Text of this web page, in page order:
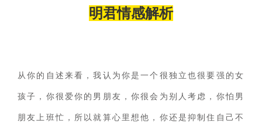
明君情感解析
从你的自述来看，我认为你是一个很独立也很要强的女
孩子，你很爱你的男朋友，你很会为别人考虑，你怕男
朋友上班忙，所以就算心里想他，你还是抑制住自己不